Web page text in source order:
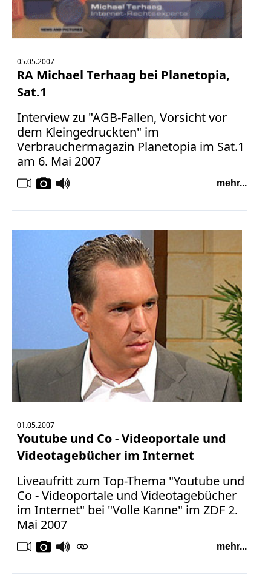
05.05.2007
RA Michael Terhaag bei Planetopia,
Sat.1
Interview zu "AGB-Fallen, Vorsicht vor
dem Kleingedruckten" im
Verbrauchermagazin Planetopia im Sat.1
am 6. Mai 2007
mehr...
01.05.2007
Youtube und Co - Videoportale und
Videotagebücher im Internet
Liveaufritt zum Top-Thema "Youtube und
Co - Videoportale und Videotagebücher
im Internet" bei "Volle Kanne" im ZDF 2.
Mai 2007
mehr...